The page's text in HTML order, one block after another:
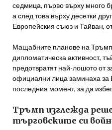
седмица, първо върху много
а след това върху десетки
Европейския съюз и Тайван,
Мащабните планове на Тръмп
дипломатическа активност,
предотвратят най-лошото от
официални лица заминаха за
последния момент, за да
Тръмп изглежда
търговските си